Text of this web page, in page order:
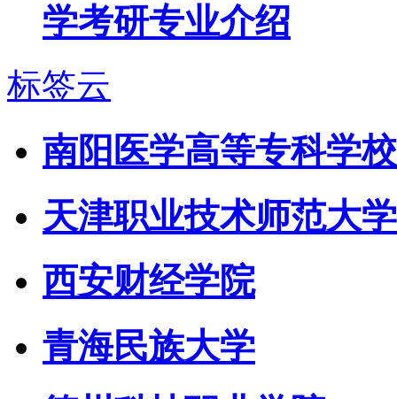
学考研专业介绍
标签云
南阳医学高等专科学校
天津职业技术师范大学
西安财经学院
青海民族大学